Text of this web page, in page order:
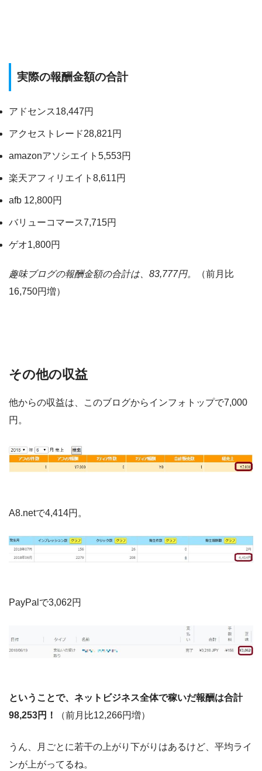
実際の報酬金額の合計
アドセンス18,447円
アクセストレード28,821円
amazonアソシエイト5,553円
楽天アフィリエイト8,611円
afb 12,800円
バリューコマース7,715円
ゲオ1,800円
趣味ブログの報酬金額の合計は、83,777円。
（前月比
16,750円増）
その他の収益
他からの収益は、このブログからインフォトップで7,000
円。
A8.netで4,414円。
PayPalで3,062円
ということで、ネットビジネス全体で稼いだ報酬は合計
98,253円！
（前月比12,266円増）
うん、月ごとに若干の上がり下がりはあるけど、平均ライ
ンが上がってるね。